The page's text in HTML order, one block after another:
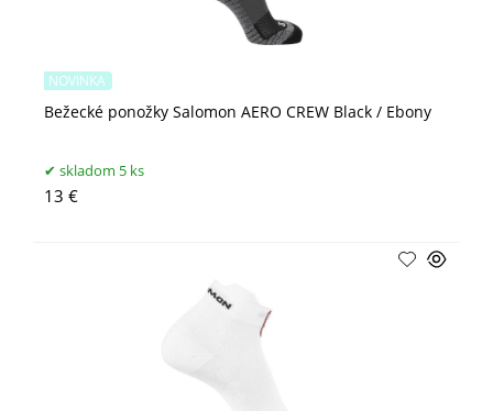
Bežecké ponožky Salomon AERO CREW Black / Ebony
NOVINKA
skladom 5 ks
13 €